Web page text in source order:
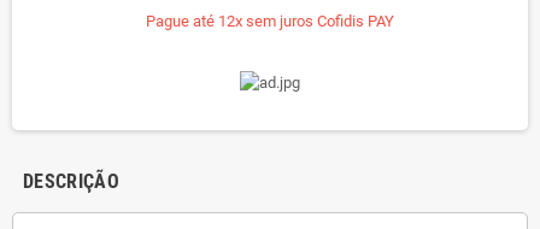
Pague até 12x sem juros Cofidis PAY
DESCRIÇÃO